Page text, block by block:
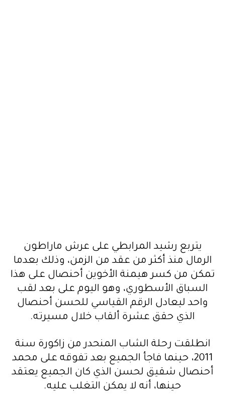
يتربع رشيد المرابطي على عرش ماراطون
الرمال منذ أكثر من عقد من الزمن، وذلك بعدما
تمكن من كسر هيمنة الأخوين أحنصال على هذا
السباق الأسطوري، وهو اليوم على بعد لقب
واحد ليعادل الرقم القياسي للحسن أحنصال
الذي حقق عشرة ألقاب خلال مسيرته.
انطلقت رحلة الشاب المنحدر من زاكورة سنة
2011، حينما فاجأ الجميع بعد تفوقه على محمد
أحنصال شقيق لحسن الذي كان الجميع يعتقد
حينها، أنه لا يمكن التغلب عليه.